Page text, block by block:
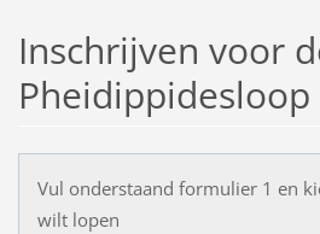
Inschrijven voor
Pheidippidesloop
Vul onderstaand formulier 1 en
wilt lopen